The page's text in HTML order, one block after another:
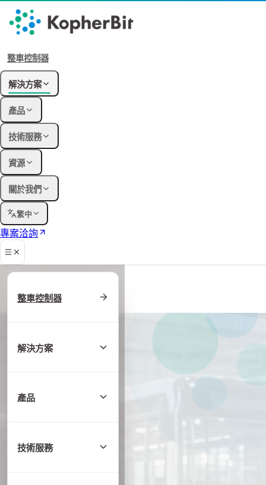
整車控制器
解決方案
產品
技術服務
資源
關於我們
繁中
專案洽詢
整車控制器
解決方案
產品
技術服務
/ 解決方案